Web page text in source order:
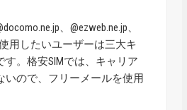
、@ezweb.ne.jp、
用したいユーザーは三大キ
す。格安SIMでは、キャリア
いので、フリーメールを使用